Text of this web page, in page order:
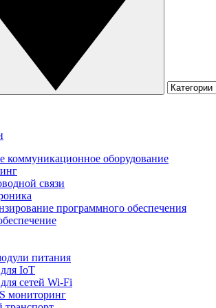
оборудование
связи
программного обеспечения
питания
IoT
сетей Wi-Fi
мониторинг